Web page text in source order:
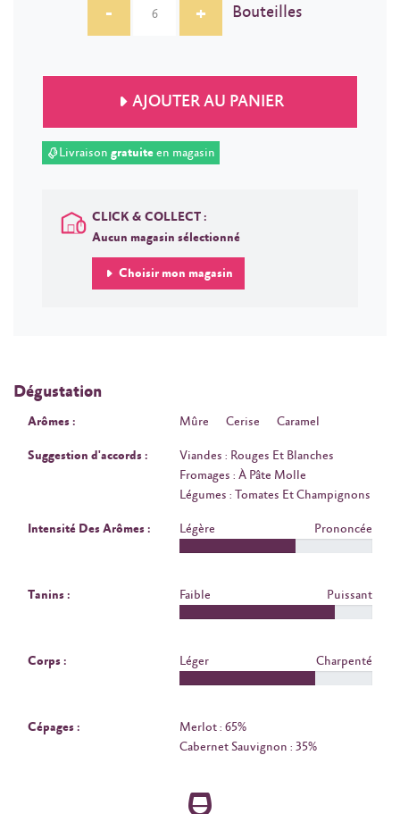
-
+ Bouteilles
AJOUTER AU PANIER
Livraison gratuiteen magasin
CLICK & COLLECT :
Aucun magasin sélectionné
Choisir mon magasin
Dégustation
Arômes : Mûre Cerise Caramel
Suggestion d'accords :
Viandes : Rouges Et Blanches
Fromages : À Pâte Molle
Légumes : Tomates Et Champignons
Intensité Des Arômes : Légère Prononcée
Tanins : Faible Puissant
Corps : Léger Charpenté
Cépages :
Merlot : 65%
Cabernet Sauvignon : 35%